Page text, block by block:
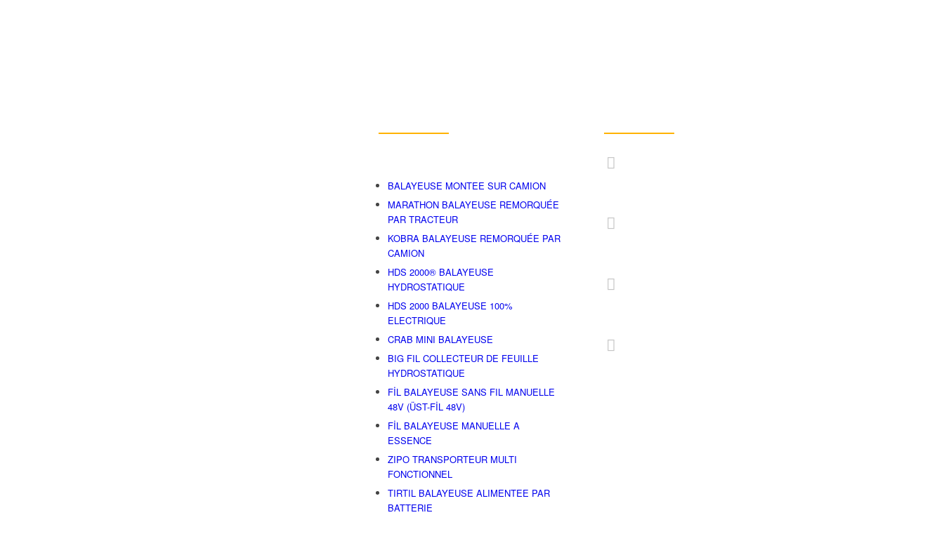
BALAYEUSE MONTEE SUR CAMION
MARATHON BALAYEUSE REMORQUÉE
PAR TRACTEUR
KOBRA BALAYEUSE REMORQUÉE PAR
CAMION
HDS 2000® BALAYEUSE
HYDROSTATIQUE
HDS 2000 BALAYEUSE 100%
ELECTRIQUE
CRAB MINI BALAYEUSE
BIG FIL COLLECTEUR DE FEUILLE
HYDROSTATIQUE
FİL BALAYEUSE SANS FIL MANUELLE
48V (ÜST-FİL 48V)
FİL BALAYEUSE MANUELLE A
ESSENCE
ZIPO TRANSPORTEUR MULTI
FONCTIONNEL
TIRTIL BALAYEUSE ALIMENTEE PAR
BATTERIE